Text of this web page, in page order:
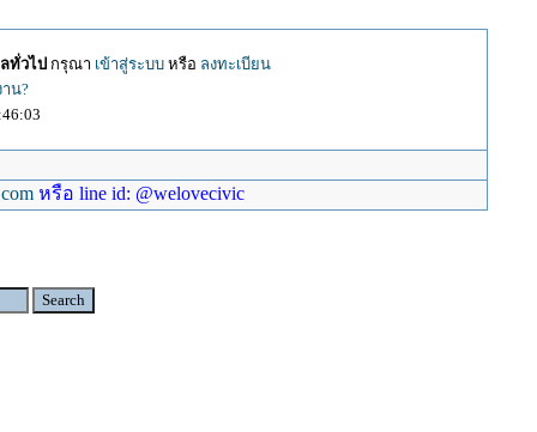
ทั่วไป กรุณา เข้าสู่ระบบหรือ ลงทะเบียน
น?
หรือ line id: @welovecivic